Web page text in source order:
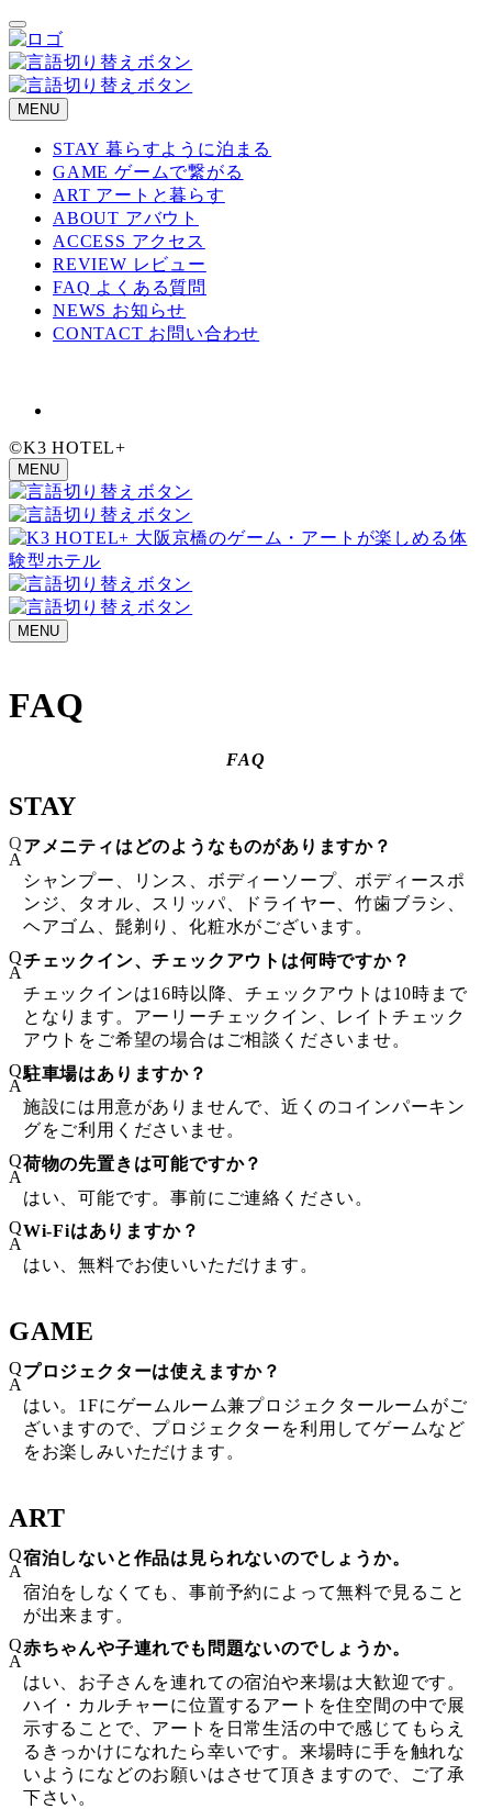
メ
イ
ン
コ
ンMENU
STAY 暮らすように泊まる
GAME ゲームで繋がる
ART アートと暮らす
ABOUT アバウト
ACCESS アクセス
REVIEW レビュー
FAQ よくある質問
NEWS お知らせ
CONTACT お問い合わせ
©K3 HOTEL+
MENU
MENU
FAQ
FAQ
STAY
Qアメニティはどのようなものがありますか？
A
シャンプー、リンス、ボディーソープ、ボディースポ
ンジ、タオル、スリッパ、ドライヤー、竹歯ブラシ、
ヘアゴム、髭剃り、化粧水がございます。
Qチェックイン、チェックアウトは何時ですか？
A
チェックインは16時以降、チェックアウトは10時まで
となります。アーリーチェックイン、レイトチェック
アウトをご希望の場合はご相談くださいませ。
Q駐車場はありますか？
A
施設には用意がありませんで、近くのコインパーキン
グをご利用くださいませ。
Q荷物の先置きは可能ですか？
A
はい、可能です。事前にご連絡ください。
QWi-Fiはありますか？
A
はい、無料でお使いいただけます。
GAME
Qプロジェクターは使えますか？
A
はい。1Fにゲームルーム兼プロジェクタールームがご
ざいますので、プロジェクターを利用してゲームなど
をお楽しみいただけます。
ART
Q宿泊しないと作品は見られないのでしょうか。
A
宿泊をしなくても、事前予約によって無料で見ること
が出来ます。
Q赤ちゃんや子連れでも問題ないのでしょうか。
A
はい、お子さんを連れての宿泊や来場は大歓迎です。
ハイ・カルチャーに位置するアートを住空間の中で展
示することで、アートを日常生活の中で感じてもらえ
るきっかけになれたら幸いです。来場時に手を触れな
いようになどのお願いはさせて頂きますので、ご了承
下さい。